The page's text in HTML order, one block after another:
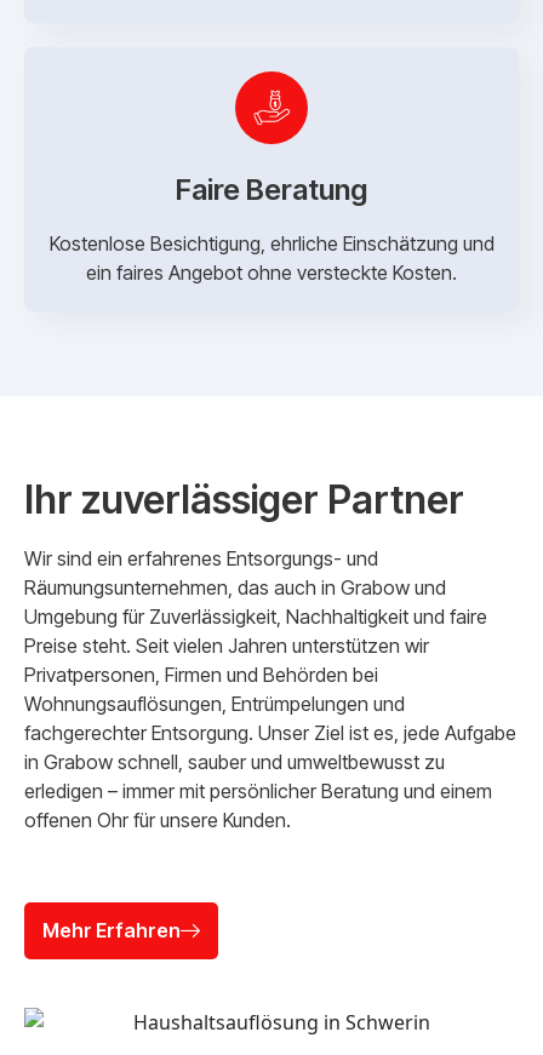
Faire Beratung
Kostenlose Besichtigung, ehrliche Einschätzung und
ein faires Angebot ohne versteckte Kosten.
Ihr zuverlässiger Partner
Wir sind ein erfahrenes Entsorgungs- und
Räumungsunternehmen, das auch in Grabow und
Umgebung für Zuverlässigkeit, Nachhaltigkeit und faire
Preise steht. Seit vielen Jahren unterstützen wir
Privatpersonen, Firmen und Behörden bei
Wohnungsauflösungen, Entrümpelungen und
fachgerechter Entsorgung. Unser Ziel ist es, jede Aufgabe
in Grabow schnell, sauber und umweltbewusst zu
erledigen – immer mit persönlicher Beratung und einem
offenen Ohr für unsere Kunden.
Mehr Erfahren